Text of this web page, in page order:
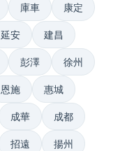
庫車 康定
延安 建昌
彭澤 徐州
恩施 惠城
成華 成都
招遠 揚州